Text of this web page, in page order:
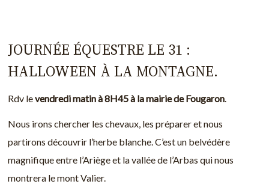
JOURNÉE ÉQUESTRE LE 31 :
HALLOWEEN À LA MONTAGNE.
Rdv levendredi matin à 8H45 à la mairie de Fougaron.
Nous irons chercher les chevaux, les préparer et nous
partirons découvrir l’herbe blanche. C’est un belvédère
magnifique entre l’Ariège et la vallée de l’Arbas qui nous
montrera le mont Valier.